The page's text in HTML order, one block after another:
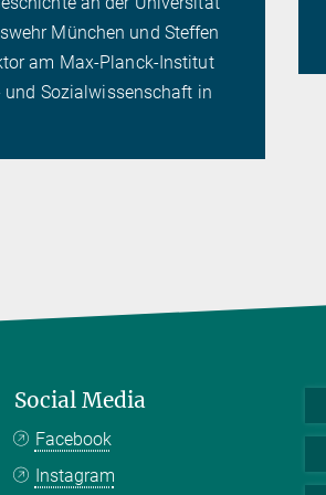
München und Steffen
am Max-Planck-Institut
und Sozialwissenschaft in
Social Media
Facebook
Instagram